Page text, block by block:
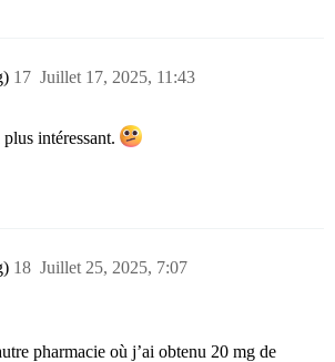
Juillet 17, 2025, 11:43
17
intéressant.
Juillet 25, 2025, 7:07
18
pharmacie où j’ai obtenu 20 mg de